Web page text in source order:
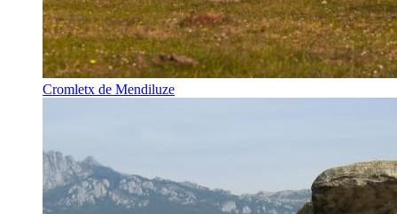
Cromletx de Mendiluze